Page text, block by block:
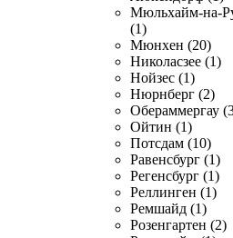
Мюльхайм-на-
(1)
Мюнхен (20)
Николасзее (1)
Нойзес (1)
Нюрнберг (2)
Обераммергау
Ойтин (1)
Потсдам (10)
Равенсбург (1)
Регенсбург (1)
Реллинген (1)
Ремшайд (1)
Розенгартен (2)